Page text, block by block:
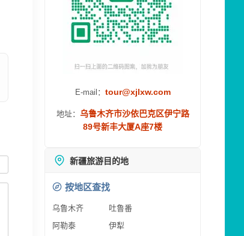
E-mail： tour@xjlxw.com
地址： 乌鲁木齐市沙依巴克区伊宁路
89号新丰大厦A座7楼
新疆旅游目的地
按地区查找
乌鲁木齐
吐鲁番
阿勒泰
伊犁